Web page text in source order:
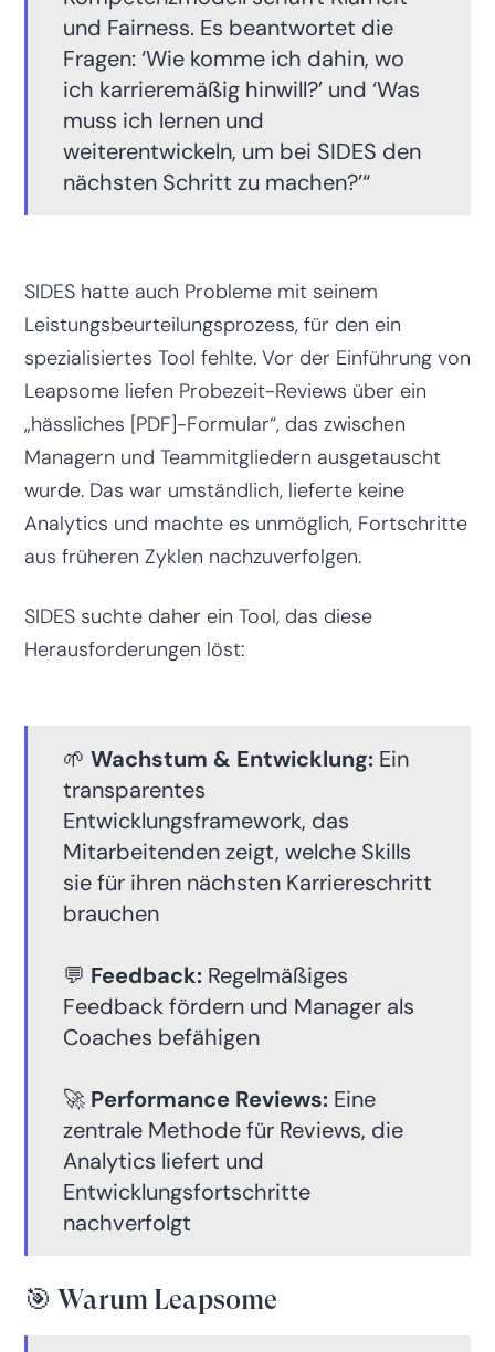
und Fairness. Es beantwortet die
Fragen: ‘Wie komme ich dahin, wo
ich karrieremäßig hinwill?’ und ‘Was
muss ich lernen und
weiterentwickeln, um bei SIDES den
nächsten Schritt zu machen?’“
SIDES hatte auch Probleme mit seinem
Leistungsbeurteilungsprozess, für den ein
spezialisiertes Tool fehlte. Vor der Einführung von
Leapsome liefen Probezeit-Reviews über ein
„hässliches [PDF]-Formular“, das zwischen
Managern und Teammitgliedern ausgetauscht
wurde. Das war umständlich, lieferte keine
Analytics und machte es unmöglich, Fortschritte
aus früheren Zyklen nachzuverfolgen.
SIDES suchte daher ein Tool, das diese
Herausforderungen löst:
🌱 Wachstum & Entwicklung:Ein
transparentes
Entwicklungsframework, das
Mitarbeitenden zeigt, welche Skills
sie für ihren nächsten Karriereschritt
brauchen
💬 Feedback:Regelmäßiges
Feedback fördern und Manager als
Coaches befähigen
🚀 Performance Reviews:Eine
zentrale Methode für Reviews, die
Analytics liefert und
Entwicklungsfortschritte
nachverfolgt
🎯 Warum Leapsome